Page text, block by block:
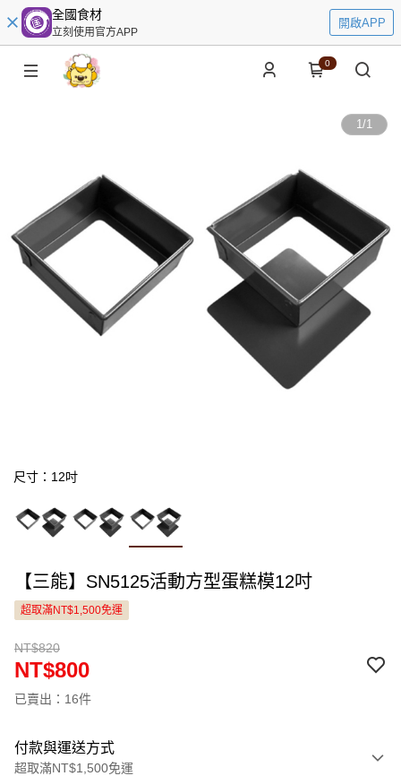
全國食材
立刻使用官方APP
開啟APP
0
1/1
尺寸：12吋
【三能】SN5125活動方型蛋糕模12吋
超取滿NT$1,500免運
NT$820
NT$800
已賣出：16件
付款與運送方式
超取滿NT$1,500免運